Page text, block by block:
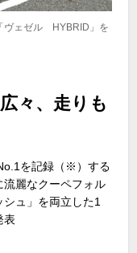
ヴェゼル HYBRID」を
々、走りも
を記録（※）する
流麗なクーペフォル
ュ」を両立した1
表